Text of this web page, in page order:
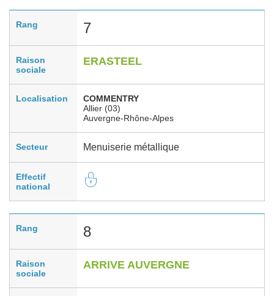
Rang 7
Raison
sociale
ERASTEEL
Localisation
COMMENTRY
Allier (03)
Auvergne-Rhône-Alpes
Secteur Menuiserie métallique
Effectif
national
Rang 8
Raison
sociale
ARRIVE AUVERGNE